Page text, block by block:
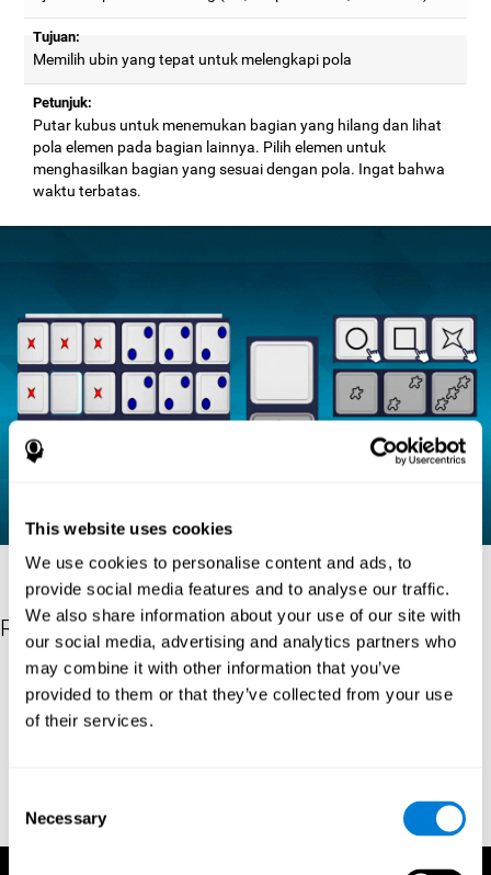
This website uses cookies
We use cookies to personalise content and ads, to
provide social media features and to analyse our traffic.
We also share information about your use of our site with
our social media, advertising and analytics partners who
may combine it with other information that you’ve
provided to them or that they’ve collected from your use
of their services.
Selection
Necessary
Tujuan:
Memilih ubin yang tepat untuk melengkapi pola
Petunjuk:
Putar kubus untuk menemukan bagian yang hilang dan lihat
pola elemen pada bagian lainnya. Pilih elemen untuk
menghasilkan bagian yang sesuai dengan pola. Ingat bahwa
waktu terbatas.
Referensi
Raven, JC (1936). Tes mental yang digunakan dalam studi
genetik: Kinerja individu terkait pada tes yang terutama bersifat
edukatif dan terutama reproduktif. Tesis MSc, Universitas
B, C, D, E. Melbourne: Dewan Penelitian Pendidikan Australia;
1938."